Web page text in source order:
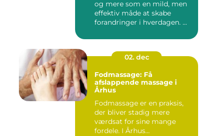
og mere som en mild, men
effektiv måde at skabe
forandringer i hverdagen. ...
02. dec
Fodmassage: Få
afslappende massage i
Århus
Fodmassage er en praksis,
der bliver stadig mere
værdsat for sine mange
fordele. I Århus...